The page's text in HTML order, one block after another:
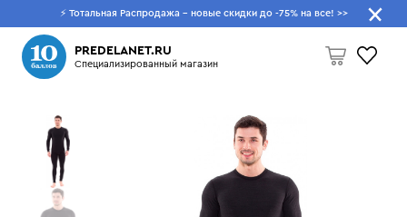
⚡ Тотальная Распродажа - новые скидки до -75% на все! >>
PREDELANET.RU
Специализированный магазин
Пусто
Что будем искать?